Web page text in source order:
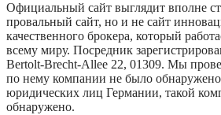
Официальный сайт выглядит вполне
провальный сайт, но и не сайт
качественного брокера, который
всему миру. Посредник
Bertolt-Brecht-Allee 22, 01309. Мы
по нему компании не было
юридических лиц Германии, такой
обнаружено.